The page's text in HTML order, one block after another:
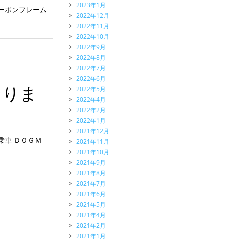
ボンフレーム
ま
車 ＤＯＧＭ
2023年1月
2022年12月
2022年11月
2022年10月
2022年9月
2022年8月
2022年7月
2022年6月
2022年5月
2022年4月
2022年2月
2022年1月
2021年12月
2021年11月
2021年10月
2021年9月
2021年8月
2021年7月
2021年6月
2021年5月
2021年4月
2021年2月
2021年1月